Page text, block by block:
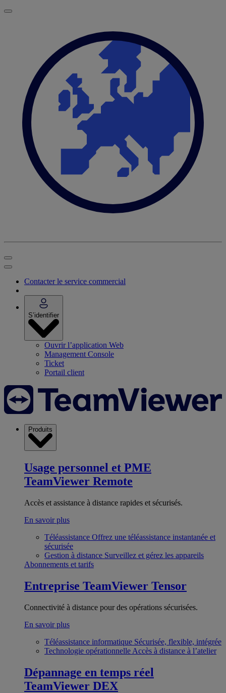
Contacter le service commercial
S’identifier
Ouvrir l’application Web
Management Console
Ticket
Portail client
Produits
Usage personnel et PME
TeamViewer Remote
Accès et assistance à distance rapides et sécurisés.
En savoir plus
Téléassistance Offrez une téléassistance instantanée et
sécurisée
Gestion à distance Surveillez et gérez les appareils
Abonnements et tarifs
Entreprise TeamViewer Tensor
Connectivité à distance pour des opérations sécurisées.
En savoir plus
Téléassistance informatique Sécurisée, flexible, intégrée
Technologie opérationnelle Accès à distance à l’atelier
Dépannage en temps réel
TeamViewer DEX